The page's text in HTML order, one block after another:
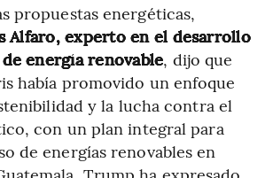
propuestas energéticas,
Alfaro, experto en el desarrollo
energía renovable, dijo que
había promovido un enfoque
y la lucha contra el
con un plan integral para
de energías renovables en